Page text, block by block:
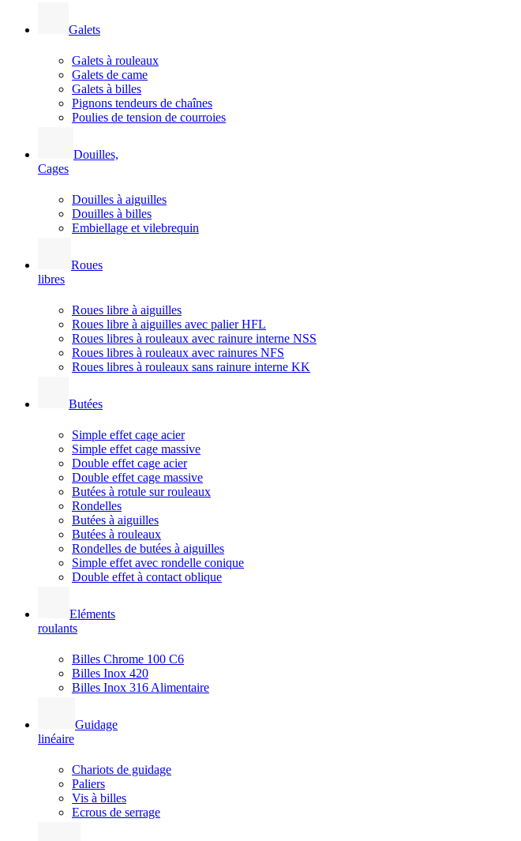
Galets
Galets à rouleaux
Galets de came
Galets à billes
Pignons tendeurs de chaînes
Poulies de tension de courroies
Douilles,
Cages
Douilles à aiguilles
Douilles à billes
Embiellage et vilebrequin
Roues
libres
Roues libre à aiguilles
Roues libre à aiguilles avec palier HFL
Roues libres à rouleaux avec rainure interne NSS
Roues libres à rouleaux avec rainures NFS
Roues libres à rouleaux sans rainure interne KK
Butées
Simple effet cage acier
Simple effet cage massive
Double effet cage acier
Double effet cage massive
Butées à rotule sur rouleaux
Rondelles
Butées à aiguilles
Butées à rouleaux
Rondelles de butées à aiguilles
Simple effet avec rondelle conique
Double effet à contact oblique
Eléments
roulants
Billes Chrome 100 C6
Billes Inox 420
Billes Inox 316 Alimentaire
Guidage
linéaire
Chariots de guidage
Paliers
Vis à billes
Ecrous de serrage